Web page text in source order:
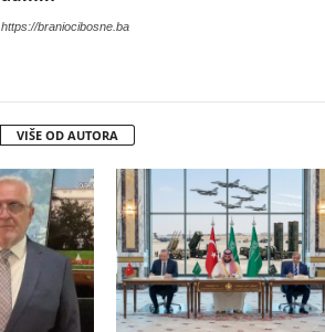
https://braniocibosne.ba
VIŠE OD AUTORA